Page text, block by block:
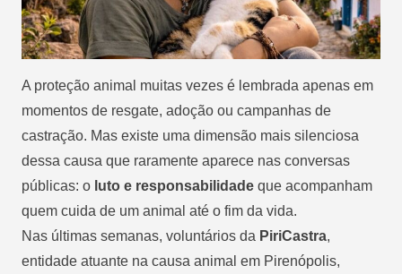
A proteção animal muitas vezes é lembrada apenas em
momentos de resgate, adoção ou campanhas de
castração. Mas existe uma dimensão mais silenciosa
dessa causa que raramente aparece nas conversas
públicas: o luto e responsabilidade que acompanham
quem cuida de um animal até o fim da vida.
Nas últimas semanas, voluntários da PiriCastra,
entidade atuante na causa animal em Pirenópolis,